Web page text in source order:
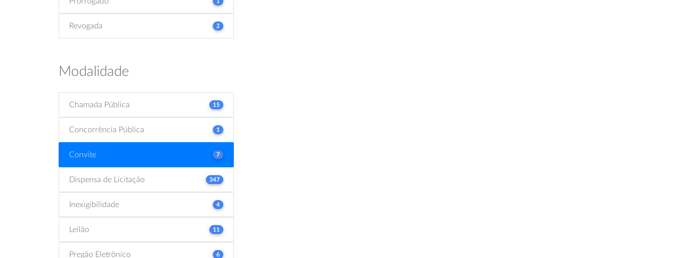
Revogada 2
Modalidade
Chamada Pública 15
Concorrência Pública 1
Convite 7
Dispensa de Licitação 347
Inexigibilidade 4
Leilão 11
Pregão Eletrônico 6